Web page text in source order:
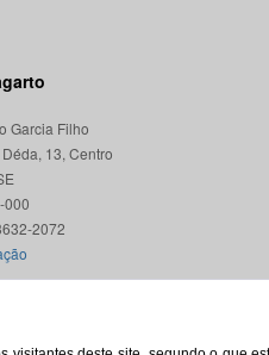
Garcia Filho
13, Centro
000